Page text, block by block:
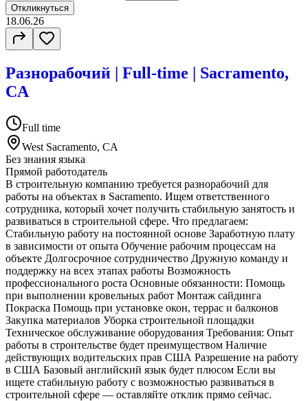
Откликнуться
18.06.26
Разнорабочий | Full-time | Sacramento,
CA
Full time
West Sacramento, CA
Без знания языка
Прямой работодатель
В строительную компанию требуется разнорабочий для
работы на объектах в Sacramento. Ищем ответственного
сотрудника, который хочет получить стабильную занятость и
развиваться в строительной сфере. Что предлагаем:
Стабильную работу на постоянной основе Заработную плату
в зависимости от опыта Обучение рабочим процессам на
объекте Долгосрочное сотрудничество Дружную команду и
поддержку на всех этапах работы Возможность
профессионального роста Основные обязанности: Помощь
при выполнении кровельных работ Монтаж сайдинга
Покраска Помощь при установке окон, террас и балконов
Закупка материалов Уборка строительной площадки
Техническое обслуживание оборудования Требования: Опыт
работы в строительстве будет преимуществом Наличие
действующих водительских прав США Разрешение на работу
в США Базовый английский язык будет плюсом Если вы
ищете стабильную работу с возможностью развиваться в
строительной сфере — оставляйте отклик прямо сейчас.